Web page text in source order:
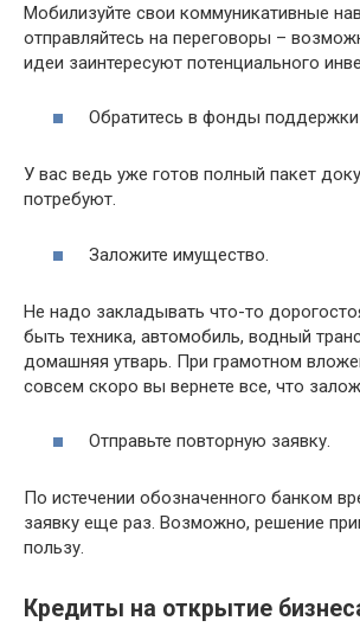
Мобилизуйте свои коммуникативные
отправляйтесь на переговоры –
идеи заинтересуют потенциального
Обратитесь в фонды поддержки
У вас ведь уже готов полный пакет
потребуют.
Заложите имущество.
Не надо закладывать что-то
быть техника, автомобиль, водный
домашняя утварь. При грамотном
совсем скоро вы вернете все, что
Отправьте повторную заявку.
По истечении обозначенного банком
заявку еще раз. Возможно, решение
пользу.
Кредиты на открытие